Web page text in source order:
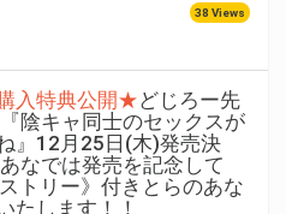
38 Views
入特典公開★どじろー先
陰キャ同士のセックスが
』12月25日(木)発売決
なでは発売を記念して
トリー》付きとらのあな
たします！！